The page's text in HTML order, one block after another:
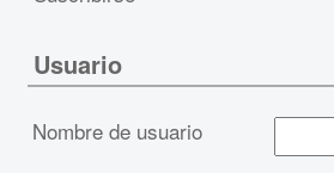
Usuario
Nombre de usuario